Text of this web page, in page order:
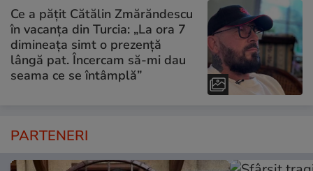
Ce a pățit Cătălin Zmărăndescu
în vacanța din Turcia: „La ora 7
dimineața simt o prezență
lângă pat. Încercam să-mi dau
seama ce se întâmplă”
PARTENERI